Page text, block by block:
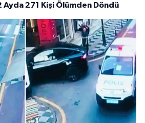
Ayda 271 Kişi Ölümden Döndü